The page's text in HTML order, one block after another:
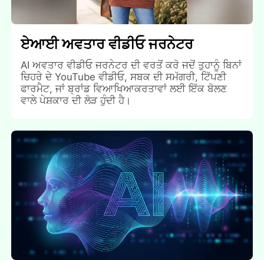
ਏਆਈ ਅਵਤਾਰ ਵੀਡੀਓ ਜਰਨੇਟਰ
AI ਅਵਤਾਰ ਵੀਡੀਓ ਜਰਨੇਟਰ ਦੀ ਵਰਤੋਂ ਕਰੋ ਜਦੋਂ ਤੁਹਾਨੂੰ ਬਿਨਾਂ
ਚਿਹਰੇ ਦੇ YouTube ਵੀਡੀਓ, ਸਬਕ ਦੀ ਸਮੱਗਰੀ, ਟਿੱਪਣੀ
ਫਾਰਮੈਟ, ਜਾਂ ਬ੍ਰਾਂਡ ਵਿਆਖਿਆਕਰਤਾਵਾਂ ਲਈ ਇੱਕ ਬੋਲਣ
ਵਾਲੇ ਪੇਸ਼ਕਾਰ ਦੀ ਲੋੜ ਹੁੰਦੀ ਹੈ।